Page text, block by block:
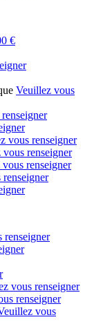
€
Veuillez vous
vous renseigner
renseigner
renseigner
renseigner
vous renseigner
renseigner
vous